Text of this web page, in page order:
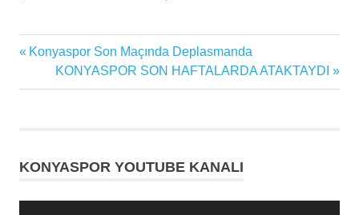
Antalyaspor
Futbol
futbol
futbolcu
ittifak
Yazı
gezinmesi
Previous
Post:
Konyaspor Son Maçında Deplasmanda
Next
Post:
KONYASPOR SON HAFTALARDA ATAKTAYDI
KONYASPOR YOUTUBE KANALI